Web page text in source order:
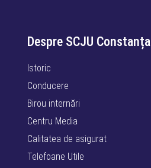
Despre SCJU Constanța
Istoric
Conducere
Birou internări
Centru Media
Calitatea de asigurat
Telefoane Utile